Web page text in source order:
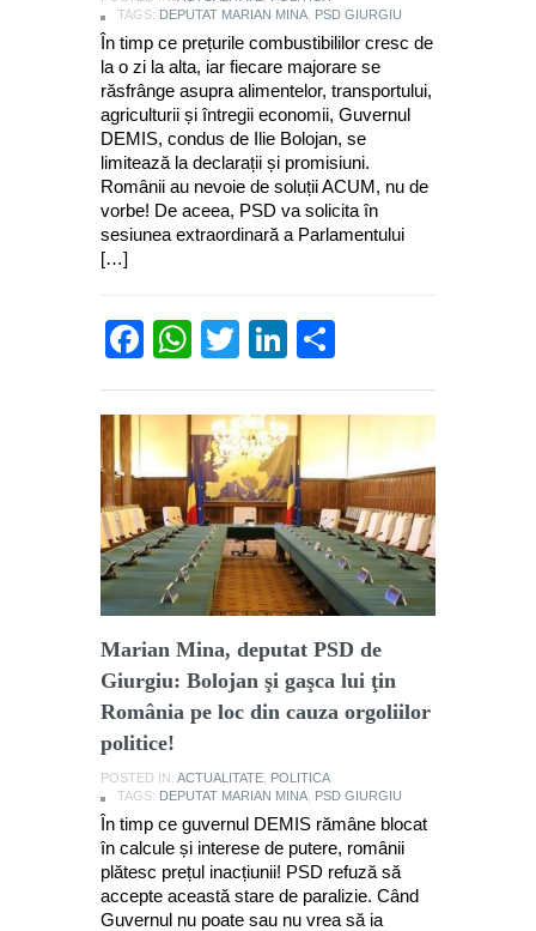
TAGS: DEPUTAT MARIAN MINA PSD GIURGIU
În timp ce prețurile combustibililor cresc de
la o zi la alta, iar fiecare majorare se
răsfrânge asupra alimentelor, transportului,
agriculturii și întregii economii, Guvernul
DEMIS, condus de Ilie Bolojan, se
limitează la declarații și promisiuni.
Românii au nevoie de soluții ACUM, nu de
vorbe! De aceea, PSD va solicita în
sesiunea extraordinară a Parlamentului
[…]
Facebook
WhatsApp
TwitterLinkedIn
Marian Mina, deputat PSD de
Giurgiu: Bolojan şi gaşca lui ţin
România pe loc din cauza orgoliilor
politice!
POSTED IN: ACTUALITATE POLITICA
TAGS: DEPUTAT MARIAN MINA PSD GIURGIU
În timp ce guvernul DEMIS rămâne blocat
în calcule și interese de putere, românii
plătesc prețul inacțiunii! PSD refuză să
accepte această stare de paralizie. Când
Guvernul nu poate sau nu vrea să ia